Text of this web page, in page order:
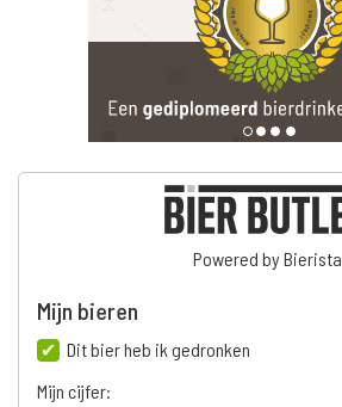
Powered by Bierista
Mijn bieren
Dit bier heb ik gedronken
Mijn cijfer: